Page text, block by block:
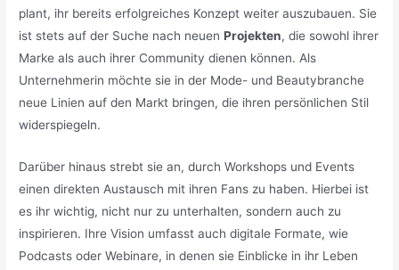
plant, ihr bereits erfolgreiches Konzept weiter auszubauen. Sie
ist stets auf der Suche nach neuenProjekten, die sowohl ihrer
Marke als auch ihrer Community dienen können. Als
Unternehmerin möchte sie in der Mode- und Beautybranche
neue Linien auf den Markt bringen, die ihren persönlichen Stil
widerspiegeln.
Darüber hinaus strebt sie an, durch Workshops und Events
einen direkten Austausch mit ihren Fans zu haben. Hierbei ist
es ihr wichtig, nicht nur zu unterhalten, sondern auch zu
inspirieren. Ihre Vision umfasst auch digitale Formate, wie
Podcasts oder Webinare, in denen sie Einblicke in ihr Leben